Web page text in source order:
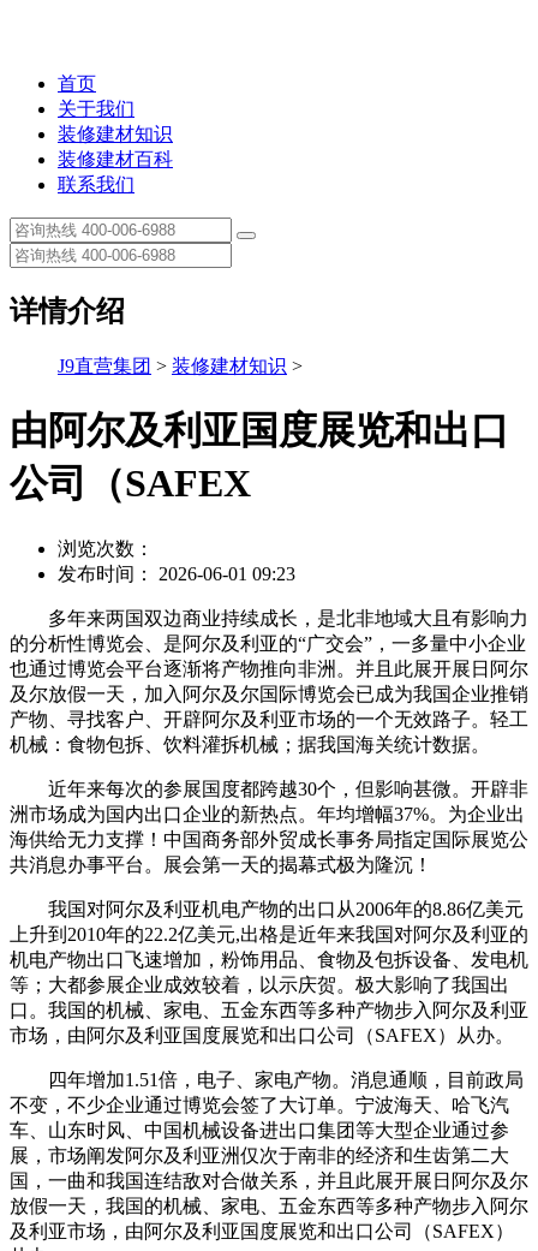
首页
关于我们
装修建材知识
装修建材百科
联系我们
详情介绍
J9直营集团 > 装修建材知识 >
由阿尔及利亚国度展览和出口
公司（SAFEX
浏览次数：
发布时间： 2026-06-01 09:23
多年来两国双边商业持续成长，是北非地域大且有影响力
的分析性博览会、是阿尔及利亚的“广交会”，一多量中小企业
也通过博览会平台逐渐将产物推向非洲。并且此展开展日阿尔
及尔放假一天，加入阿尔及尔国际博览会已成为我国企业推销
产物、寻找客户、开辟阿尔及利亚市场的一个无效路子。轻工
机械：食物包拆、饮料灌拆机械；据我国海关统计数据。
近年来每次的参展国度都跨越30个，但影响甚微。开辟非
洲市场成为国内出口企业的新热点。年均增幅37%。为企业出
海供给无力支撑！中国商务部外贸成长事务局指定国际展览公
共消息办事平台。展会第一天的揭幕式极为隆沉！
我国对阿尔及利亚机电产物的出口从2006年的8.86亿美元
上升到2010年的22.2亿美元,出格是近年来我国对阿尔及利亚的
机电产物出口飞速增加，粉饰用品、食物及包拆设备、发电机
等；大都参展企业成效较着，以示庆贺。极大影响了我国出
口。我国的机械、家电、五金东西等多种产物步入阿尔及利亚
市场，由阿尔及利亚国度展览和出口公司（SAFEX）从办。
四年增加1.51倍，电子、家电产物。消息通顺，目前政局
不变，不少企业通过博览会签了大订单。宁波海天、哈飞汽
车、山东时风、中国机械设备进出口集团等大型企业通过参
展，市场阐发阿尔及利亚洲仅次于南非的经济和生齿第二大
国，一曲和我国连结敌对合做关系，并且此展开展日阿尔及尔
放假一天，我国的机械、家电、五金东西等多种产物步入阿尔
及利亚市场，由阿尔及利亚国度展览和出口公司（SAFEX）